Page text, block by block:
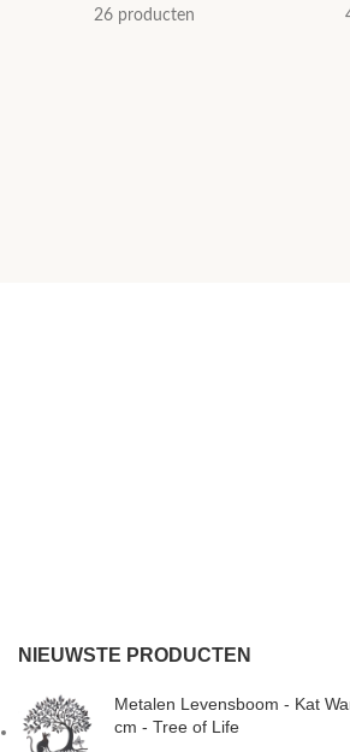
26 producten
NIEUWSTE PRODUCTEN
Metalen Levensboom - Kat
cm - Tree of Life